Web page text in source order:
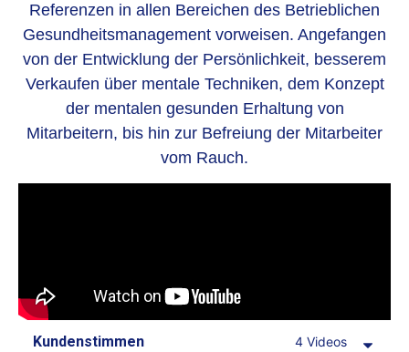
Referenzen in allen Bereichen des Betrieblichen
Gesundheitsmanagement vorweisen. Angefangen
von der Entwicklung der Persönlichkeit, besserem
Verkaufen über mentale Techniken, dem Konzept
der mentalen gesunden Erhaltung von
Mitarbeitern, bis hin zur Befreiung der Mitarbeiter
vom Rauch.
Kundenstimmen 4 Videos